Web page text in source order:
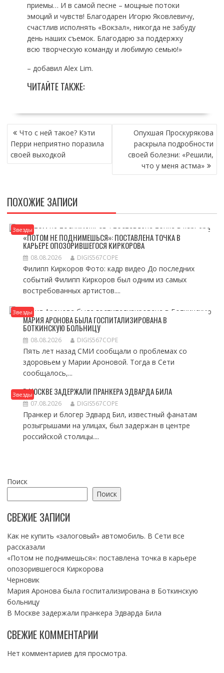
приемы… И в самой песне – мощные потоки
эмоций и чувств! Благодарен Игорю Яковлевичу,
счастлив исполнять «Вокзал», никогда не забуду
день наших съемок. Благодарю за поддержку
всю творческую команду и любимую семью!»
– добавил Alex Lim.
ЧИТАЙТЕ ТАКЖЕ:
НАВИГАЦИЯ
ПО
ЗАПИСЯМ
Что с ней такое? Кэти
Перри неприятно поразила
своей выходкой
Опухшая Проскурякова
раскрыла подробности
своей болезни: «Решили,
что у меня астма»
ПОХОЖИЕ ЗАПИСИ
Звезды
«ПОТОМ НЕ ПОДНИМЕШЬСЯ»: ПОСТАВЛЕНА ТОЧКА В
КАРЬЕРЕ ОПОЗОРИВШЕГОСЯ КИРКОРОВА
08.08.2026 DIGIS567COPE
Филипп Киркоров Фото: кадр видео До последних
событий Филипп Киркоров был одним из самых
востребованных артистов....
Звезды
МАРИЯ АРОНОВА БЫЛА ГОСПИТАЛИЗИРОВАНА В
БОТКИНСКУЮ БОЛЬНИЦУ
08.08.2026 DIGIS567COPE
Пять лет назад СМИ сообщали о проблемах со
здоровьем у Марии Ароновой. Тогда в Сети
сообщалось,...
ЗвездыВ МОСКВЕ ЗАДЕРЖАЛИ ПРАНКЕРА ЭДВАРДА БИЛА
07.08.2026 DIGIS567COPE
Пранкер и блогер Эдвард Бил, известный фанатам
розыгрышами на улицах, был задержан в центре
российской столицы....
Поиск
Поиск
СВЕЖИЕ ЗАПИСИ
Как не купить «залоговый» автомобиль. В Сети все
рассказали
«Потом не поднимешься»: поставлена точка в карьере
опозорившегося Киркорова
Черновик
Мария Аронова была госпитализирована в Боткинскую
больницу
В Москве задержали пранкера Эдварда Била
СВЕЖИЕ КОММЕНТАРИИ
Нет комментариев для просмотра.